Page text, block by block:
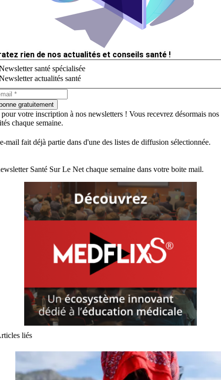
rien de nos actualités et conseils santé !
santé spécialisée
actualités santé
gratuitement
votre inscription à nos newsletters ! Vous recevrez désormais nos
chaque semaine.
mail fait déjà partie dans d'une des listes de diffusion sélectionnée.
Santé Sur Le Net chaque semaine dans votre boite mail.
liés